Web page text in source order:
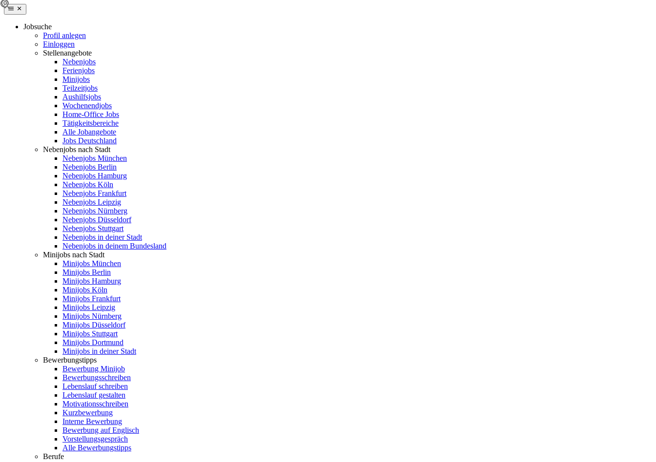
Jobsuche
Profil anlegen
Einloggen
Stellenangebote
Nebenjobs
Ferienjobs
Minijobs
Teilzeitjobs
Aushilfsjobs
Wochenendjobs
Home-Office Jobs
Tätigkeitsbereiche
Alle Jobangebote
Jobs Deutschland
Nebenjobs nach Stadt
Nebenjobs München
Nebenjobs Berlin
Nebenjobs Hamburg
Nebenjobs Köln
Nebenjobs Frankfurt
Nebenjobs Leipzig
Nebenjobs Nürnberg
Nebenjobs Düsseldorf
Nebenjobs Stuttgart
Nebenjobs in deiner Stadt
Nebenjobs in deinem Bundesland
Minijobs nach Stadt
Minijobs München
Minijobs Berlin
Minijobs Hamburg
Minijobs Köln
Minijobs Frankfurt
Minijobs Leipzig
Minijobs Nürnberg
Minijobs Düsseldorf
Minijobs Stuttgart
Minijobs Dortmund
Minijobs in deiner Stadt
Bewerbungstipps
Bewerbung Minijob
Bewerbungsschreiben
Lebenslauf schreiben
Lebenslauf gestalten
Motivationsschreiben
Kurzbewerbung
Interne Bewerbung
Bewerbung auf Englisch
Vorstellungsgespräch
Alle Bewerbungstipps
Berufe